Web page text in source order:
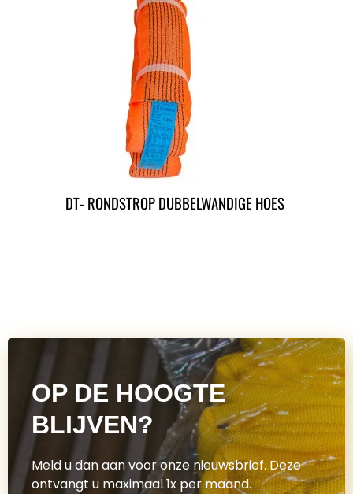
DT- RONDSTROP DUBBELWANDIGE HOES
OP DE HOOGTE
BLIJVEN?
Meld u dan aan voor onze nieuwsbrief. Deze
ontvangt u maximaal 1x per maand.